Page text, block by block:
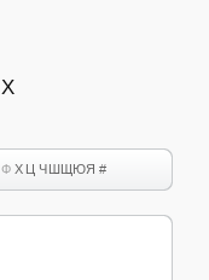
Х
Ф Х Ц Ч ШЩЮЯ #